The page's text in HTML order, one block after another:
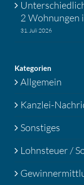
2 Wohnungen
31. Juli 2026
Katego­rien
Allgemein
Kanzlei-
Sonstiges
Lohnsteuer /